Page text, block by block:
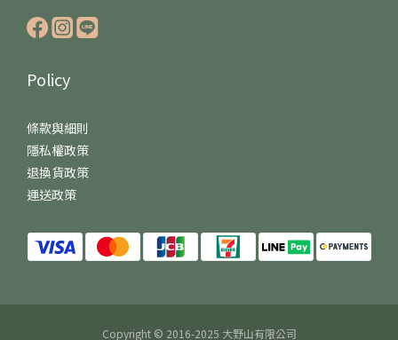
Policy
條款與細則
隱私權政策
退換貨政策
運送政策
Copyright © 2016-2025 大野山有限公司